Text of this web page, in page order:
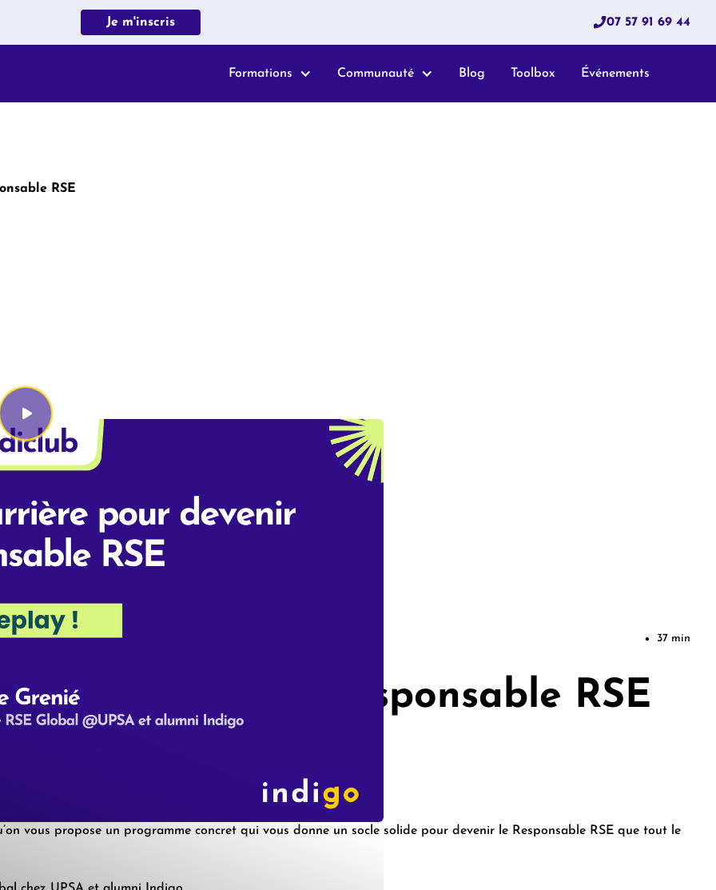
Je m'inscris 07 57 91 69 44
Formations Communauté Blog Toolbox Événements
RSE
• 37 min
pour devenir Responsable RSE
de ressources.
spécifiques aux métiers.
vertes.
vous propose un programme concret qui vous donne un socle solide pour devenir le Responsable RSE que tout le